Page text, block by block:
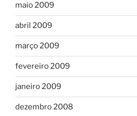
maio 2009
abril 2009
março 2009
fevereiro 2009
janeiro 2009
dezembro 2008